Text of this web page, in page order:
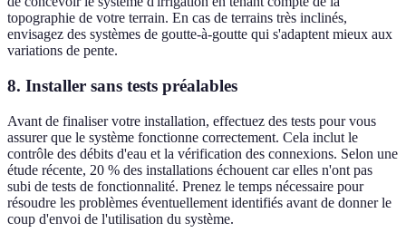
topographie de votre terrain. En cas de terrains très inclinés,
envisagez des systèmes de goutte-à-goutte qui s'adaptent mieux aux
variations de pente.
8. Installer sans tests préalables
Avant de finaliser votre installation, effectuez des tests pour vous
assurer que le système fonctionne correctement. Cela inclut le
contrôle des débits d'eau et la vérification des connexions. Selon une
étude récente, 20 % des installations échouent car elles n'ont pas
subi de tests de fonctionnalité. Prenez le temps nécessaire pour
résoudre les problèmes éventuellement identifiés avant de donner le
coup d'envoi de l'utilisation du système.